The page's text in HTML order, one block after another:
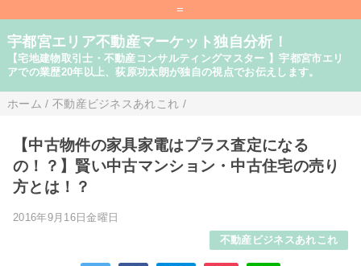
=
宇都宮エリア不動産マーケット独自分析！
【宅地建物取引士・不動産コンサルティングマスター 】宇都宮市エリ
アでの業歴20年以上、荻原功太朗が独自の視点でお伝えします。
ホーム / 不動産ビジネスあれこれ /
【中古物件の家具家電はプラス査定になる
の！？】賢い中古マンション・中古住宅の売り
方とは！？
2016年9月16日金曜日
不動産ビジネスあれこれ